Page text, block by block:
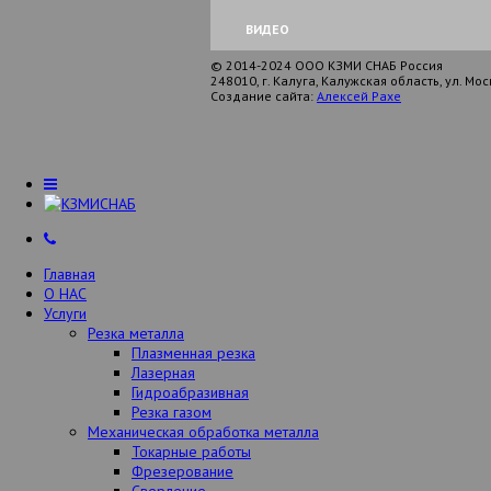
ВИДЕО
© 2014-2024 ООО КЗМИ СНАБ Россия
248010, г. Калуга, Калужская область, ул.
Создание сайта: Алексей Рахе
Главная
О НАС
Услуги
Резка металла
Плазменная резка
Лазерная
Гидроабразивная
Резка газом
Механическая обработка металла
Токарные работы
Фрезерование